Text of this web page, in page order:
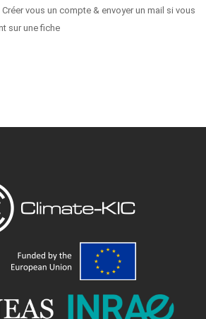
vous un compte & envoyer un mail si vous
sur une fiche